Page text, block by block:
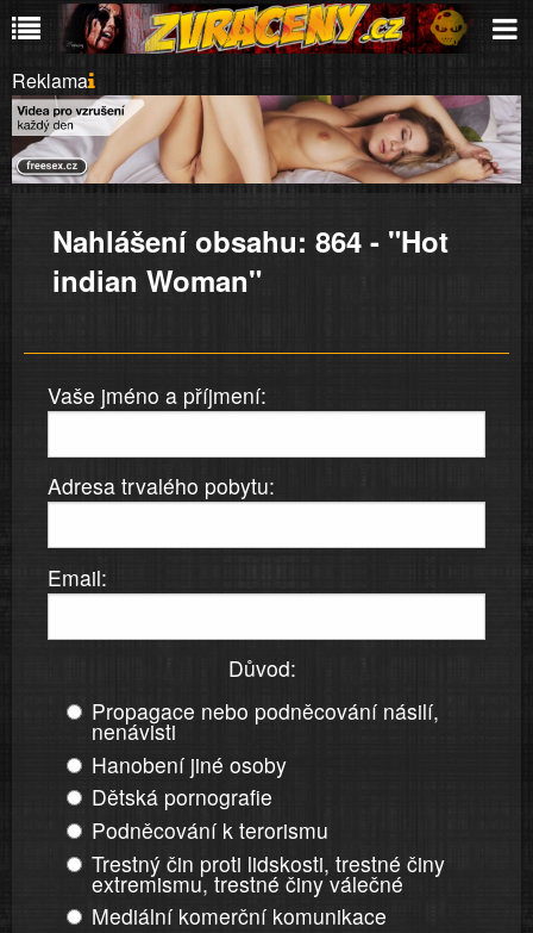
Reklama
Nahlášení obsahu: 864 - "Hot
indian Woman"
Vaše jméno a příjmení:
Adresa trvalého pobytu:
Email:
Důvod:
Propagace nebo podněcování násilí,
nenávisti
Hanobení jiné osoby
Dětská pornografie
Podněcování k terorismu
Trestný čin proti lidskosti, trestné činy
extremismu, trestné činy válečné
Mediální komerční komunikace